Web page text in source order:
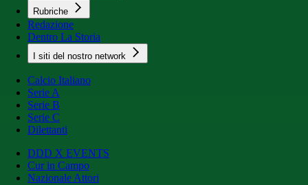
Rubriche
Redazione
Dentro La Storia
I siti del nostro network
Calcio Italiano
Serie A
Serie B
Serie C
Dilettanti
DDD X EVENTS
Cur in Campo
Nazionale Attori